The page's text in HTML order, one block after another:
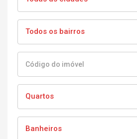
Todos os bairros
Quartos
Banheiros